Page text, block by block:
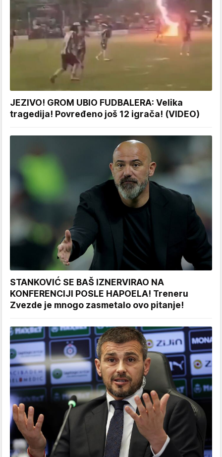
JEZIVO! GROM UBIO FUDBALERA: Velika
tragedija! Povređeno još 12 igrača! (VIDEO)
STANKOVIĆ SE BAŠ IZNERVIRAO NA
KONFERENCIJI POSLE HAPOELA! Treneru
Zvezde je mnogo zasmetalo ovo pitanje!